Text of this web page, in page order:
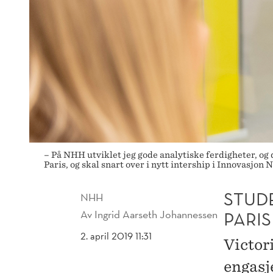
– På NHH utviklet jeg gode analytiske ferdigheter,
Paris, og skal snart over i nytt intership i Innovasjon
NHH
Av Ingrid Aarseth Johannessen
2. april 2019 11:31
PARIS